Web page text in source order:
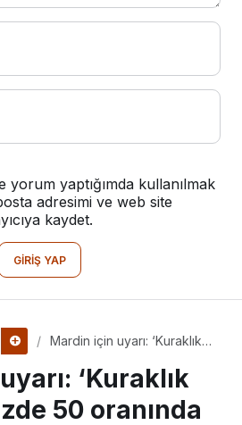
yorum yaptığımda kullanılmak
adresimi ve web site
kaydet.
GIRIŞ YAP
Mardin için uyarı: ‘Kuraklık
düşürebilir’
‘Kuraklık
50 oranında